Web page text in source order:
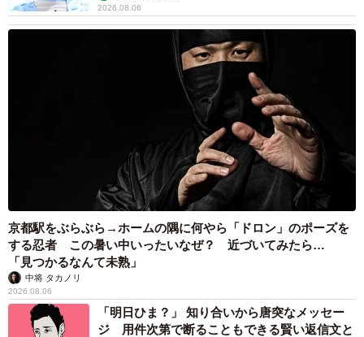
2026.08.06
京都駅をぶらぶら→ホームの隅に何やら「ドロン」のポーズを
する忍者 この暑い中いったいなぜ？ 近づいてみたら…
「見つかるなんて未熟」
中将 タカノリ
2026.08.06
「明日ひま？」 知り合いから唐突なメッセー
ジ 用件次第で断ることもできる賢い返信文と